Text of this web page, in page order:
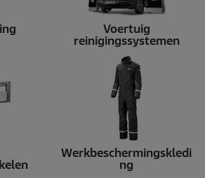
Voertuig
reinigingssystemen
Werkbeschermingskledi
ng